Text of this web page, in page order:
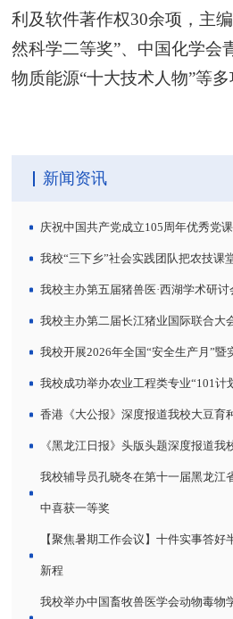
利及软件著作权30余项，主
然科学二等奖”、中国化学会
物质能源“十大技术人物”等多
新闻资讯
庆祝中国共产党成立105周年优秀党课
我校“三下乡”社会实践团队把农技课
我校主办第五届猪兽医·西湖学术研讨
我校主办第二届长江猪业国际联合大
我校开展2026年全国“安全生产月”暨
我校成功举办农业工程类专业“101计
香港《大公报》深度报道我校大豆育
《黑龙江日报》头版头题深度报道我
我校辅导员孔晓冬在第十一届黑龙江
中喜获一等奖
【聚焦暑期工作会议】十件实事答
新程
我校举办中国畜牧兽医学会动物毒物